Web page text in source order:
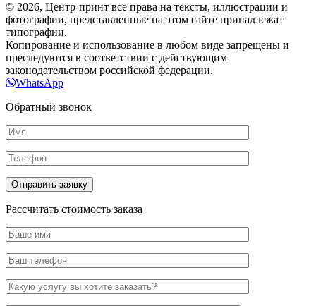
© 2026, Центр-принт все права на тексты, иллюстрации и
фотографии, представленные на этом сайте принадлежат
типографии.
Копирование и использование в любом виде запрещены и
преследуются в соответствии с действующим
законодательством российской федерации.
WhatsApp
Обратный звонок
Рассчитать стоимость заказа